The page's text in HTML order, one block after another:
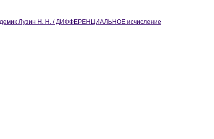
Лузин Н. Н. / ДИФФЕРЕНЦИАЛЬНОЕ исчисление